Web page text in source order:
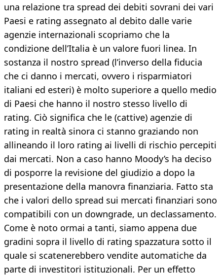
una relazione tra spread dei debiti sovrani dei vari
Paesi e rating assegnato al debito dalle varie
agenzie internazionali scopriamo che la
condizione dell’Italia è un valore fuori linea. In
sostanza il nostro spread (l’inverso della fiducia
che ci danno i mercati, ovvero i risparmiatori
italiani ed esteri) è molto superiore a quello medio
di Paesi che hanno il nostro stesso livello di
rating. Ciò significa che le (cattive) agenzie di
rating in realtà sinora ci stanno graziando non
allineando il loro rating ai livelli di rischio percepiti
dai mercati. Non a caso hanno Moody’s ha deciso
di posporre la revisione del giudizio a dopo la
presentazione della manovra finanziaria. Fatto sta
che i valori dello spread sui mercati finanziari sono
compatibili con un downgrade, un declassamento.
Come è noto ormai a tanti, siamo appena due
gradini sopra il livello di rating spazzatura sotto il
quale si scatenerebbero vendite automatiche da
parte di investitori istituzionali. Per un effetto